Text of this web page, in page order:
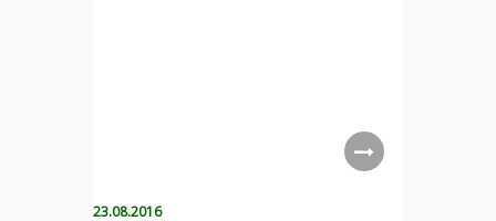
23.08.2016